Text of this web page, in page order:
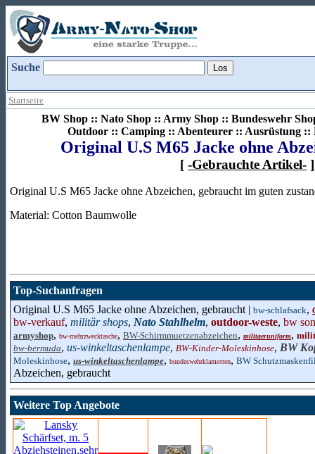
Suche
Startseite
BW Shop :: Nato Shop :: Army Shop :: Bundeswehr
Outdoor :: Camping :: Abenteurer :: Ausrüstung ::
Original U.S M65 Jacke ohne
[-Gebrauchte Artikel- ]
Original U.S M65 Jacke ohne Abzeichen, gebraucht im guten
Material: Cotton Baumwolle
Top-Suchanfragen
Original U.S M65 Jacke ohne Abzeichen, gebraucht | bw-schlafsack,
bw-verkauf, militär shops, Nato Stahlhelm, outdoor-weste, bw
armyshop, bw-mehrzwecktasche, BW-Schirmmuetzenabzeichen, militaeruniform,
bw-bermuda, us-winkeltaschenlampe, BW-Kinder-Moleskinhose, BW
Moleskinhose, us-winkeltaschenlampe, bundeswehrklamotten, BW
Abzeichen, gebraucht
Weitere Top Angebote